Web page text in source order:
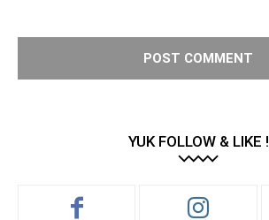
YUK FOLLOW & LIKE !